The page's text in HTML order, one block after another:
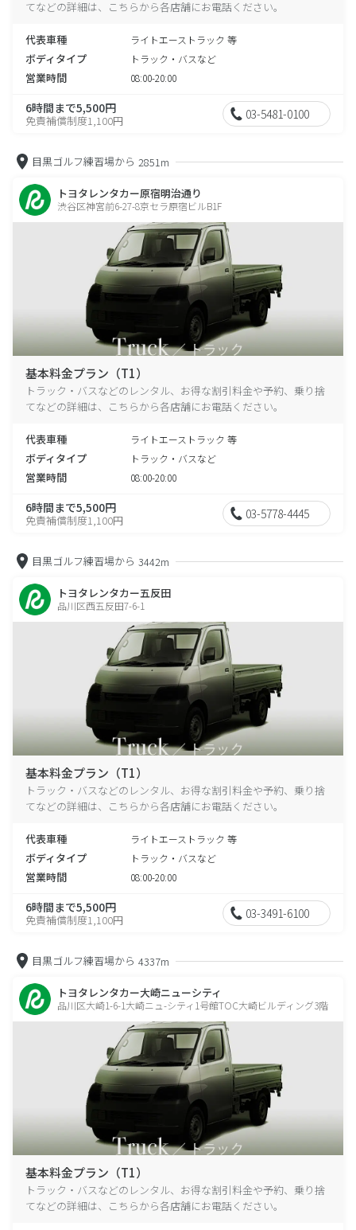
てなどの詳細は、こちらから各店舗にお電話ください。
代表車種 ライトエーストラック 等
ボディタイプ トラック・バスなど
営業時間 08:00-20:00
6時間まで5,500円
免責補償制度1,100円 03-5481-0100
目黒ゴルフ練習場から 2851m
トヨタレンタカー原宿明治通り
渋谷区神宮前6-27-8京セラ原宿ビルB1F
基本料金プラン（T1）
トラック・バスなどのレンタル、お得な割引料金や予約、乗り捨
てなどの詳細は、こちらから各店舗にお電話ください。
代表車種 ライトエーストラック 等
ボディタイプ トラック・バスなど
営業時間 08:00-20:00
6時間まで5,500円
免責補償制度1,100円 03-5778-4445
目黒ゴルフ練習場から 3442m
トヨタレンタカー五反田
品川区西五反田7-6-1
基本料金プラン（T1）
トラック・バスなどのレンタル、お得な割引料金や予約、乗り捨
てなどの詳細は、こちらから各店舗にお電話ください。
代表車種 ライトエーストラック 等
ボディタイプ トラック・バスなど
営業時間 08:00-20:00
6時間まで5,500円
免責補償制度1,100円 03-3491-6100
目黒ゴルフ練習場から 4337m
トヨタレンタカー大崎ニューシティ
品川区大崎1-6-1大崎ニュ-シティ1号館TOC大崎ビルディング3階
基本料金プラン（T1）
トラック・バスなどのレンタル、お得な割引料金や予約、乗り捨
てなどの詳細は、こちらから各店舗にお電話ください。